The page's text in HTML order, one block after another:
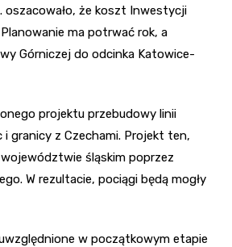
oszacowało, że koszt Inwestycji
ma potrwać rok, a
Górniczej do odcinka Katowice-
projektu przebudowy linii
granicy z Czechami. Projekt ten,
śląskim poprzez
W rezultacie, pociągi będą mogły
w początkowym etapie